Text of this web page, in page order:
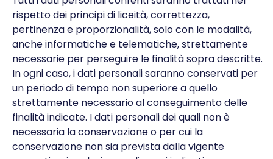
rispetto dei principi di liceità, correttezza,
pertinenza e proporzionalità, solo con le modalità,
anche informatiche e telematiche, strettamente
necessarie per perseguire le finalità sopra descritte.
In ogni caso, i dati personali saranno conservati per
un periodo di tempo non superiore a quello
strettamente necessario al conseguimento delle
finalità indicate. I dati personali dei quali non è
necessaria la conservazione o per cui la
conservazione non sia prevista dalla vigente